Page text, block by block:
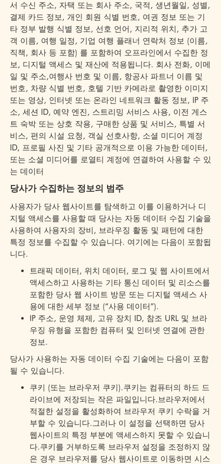
서 수신 주소, 자택 또는 회사 주소, 국적, 생년월일, 성별,
결제 카드 정보, 개인 회원 식별 번호, 여권 정보 또는 기
타 정부 발행 식별 정보, 선호 언어, 지리적 위치, 추가 고
객 이름, 여행 일정, 기업 여행 플래너 연락처 정보 (이름,
직책, 회사 등 포함) 를 포함하여 오프라인에서 수집한 정
보, 디지털 액세스 및 재산에 적용됩니다. 회사 전화, 이메
일 및 주소,여행사 번호 및 이름, 항공사 파트너 이름 및
번호, 차량 식별 번호, 호텔 기반 카메라로 촬영한 이미지
또는 영상, 인터넷 또는 온라인 네트워크 활동 정보, IP 주
소, 세션 ID, 예약 엔진, 스트리밍 서비스 사용, 이전 게스
트 숙박 또는 상호 작용, 구매한 상품 및 서비스, 특별 서
비스, 편의 시설 요청, 객실 선호사항, 소셜 미디어 계정
ID, 프로필 사진 및 기타 공개적으로 이용 가능한 데이터,
또는 소셜 미디어를 로열티 계정에 연결하여 사용할 수 있
는 데이터
당사가 수집하는 정보의 범주
사용자가 당사 웹사이트를 탐색하고 이를 이용하거나 디
지털 액세스를 사용할 때 당사는 자동 데이터 수집 기술을
사용하여 사용자의 장비, 브라우징 활동 및 패턴에 대한
특정 정보를 수집할 수 있습니다. 여기에는 다음이 포함됩
니다.
트래픽 데이터, 위치 데이터, 로그 및 웹 사이트에서
액세스하고 사용하는 기타 통신 데이터 및 리소스를
포함한 당사 웹 사이트 방문 또는 디지털 액세스 사
용에 대한 세부 정보 (“사용 데이터”).
IP 주소, 운영 체제, 고유 장치 ID, 참조 URL 및 브라
우징 유형을 포함한 컴퓨터 및 인터넷 연결에 관한
정보.
당사가 사용하는 자동 데이터 수집 기술에는 다음이 포함
될 수 있습니다.
쿠키 (또는 브라우저 쿠키).쿠키는 컴퓨터의 하드 드
라이브에 저장되는 작은 파일입니다.브라우저에서
적절한 설정을 활성화하여 브라우저 쿠키 수락을 거
부할 수 있습니다.그러나 이 설정을 선택하면 당사
웹사이트의 특정 부분에 액세스하지 못할 수 있습니
다.쿠키를 거부하도록 브라우저 설정을 조정하지 않
은 경우 브라우저를 당사 웹사이트로 이동하면 시스